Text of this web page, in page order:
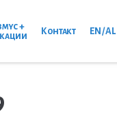
+
Контакт EN / AL